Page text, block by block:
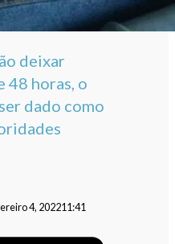
deixar
48 horas, o
dado como
4, 202211:41